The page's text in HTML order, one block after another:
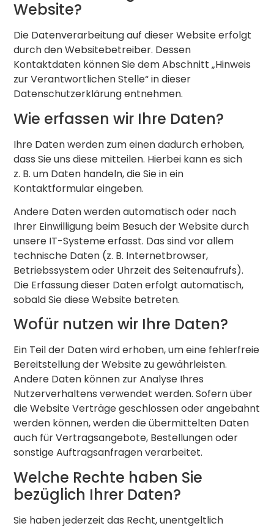
Website?
Die Datenverarbeitung auf dieser Website erfolgt
durch den Websitebetreiber. Dessen
Kontaktdaten können Sie dem Abschnitt „Hinweis
zur Verantwortlichen Stelle“ in dieser
Datenschutzerklärung entnehmen.
Wie erfassen wir Ihre Daten?
Ihre Daten werden zum einen dadurch erhoben,
dass Sie uns diese mitteilen. Hierbei kann es sich
z. B. um Daten handeln, die Sie in ein
Kontaktformular eingeben.
Andere Daten werden automatisch oder nach
Ihrer Einwilligung beim Besuch der Website durch
unsere IT-Systeme erfasst. Das sind vor allem
technische Daten (z. B. Internetbrowser,
Betriebssystem oder Uhrzeit des Seitenaufrufs).
Die Erfassung dieser Daten erfolgt automatisch,
sobald Sie diese Website betreten.
Wofür nutzen wir Ihre Daten?
Ein Teil der Daten wird erhoben, um eine fehlerfreie
Bereitstellung der Website zu gewährleisten.
Andere Daten können zur Analyse Ihres
Nutzerverhaltens verwendet werden. Sofern über
die Website Verträge geschlossen oder angebahnt
werden können, werden die übermittelten Daten
auch für Vertragsangebote, Bestellungen oder
sonstige Auftragsanfragen verarbeitet.
Welche Rechte haben Sie
bezüglich Ihrer Daten?
Sie haben jederzeit das Recht, unentgeltlich